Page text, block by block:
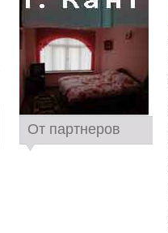
От партнеров